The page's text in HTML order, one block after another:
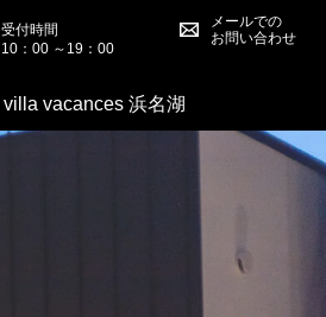
受付時間
10：00 ～19：00
メールでの
お問い合わせ
villa vacances 浜名湖